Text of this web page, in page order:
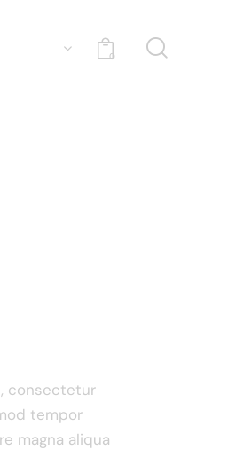
0
consectetur
tempor
magna aliqua